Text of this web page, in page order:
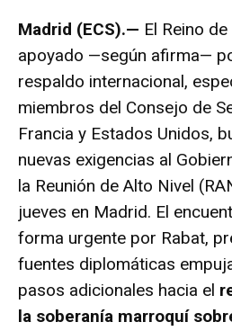
Madrid (ECS).— El Reino
apoyado —según afirma—
respaldo internacional,
miembros del Consejo de
Francia y Estados Unidos,
nuevas exigencias al
la Reunión de Alto Nivel
jueves en Madrid. El
forma urgente por Rabat,
fuentes diplomáticas
pasos adicionales hacia el
la soberanía marroquí